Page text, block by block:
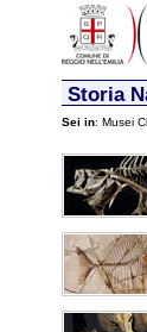
Storia
Sei in: Musei